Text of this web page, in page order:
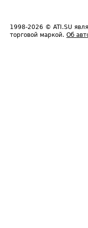
1998-2026 © ATI.SU
торговой маркой. Об